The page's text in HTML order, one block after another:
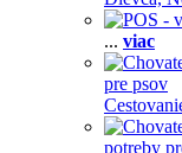
... viac
pre psov
potreby